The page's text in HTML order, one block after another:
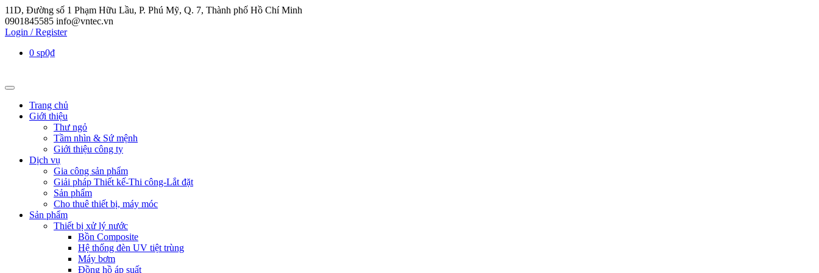
11D, Đường số 1 Phạm Hữu Lầu, P. Phú Mỹ, Q. 7, Thành phố Hồ Chí Minh
0901845585 info@vntec.vn
Login / Register
0 sp0₫
Trang chủ
Giới thiệu
Thư ngỏ
Tầm nhìn & Sứ mệnh
Giới thiệu công ty
Dịch vụ
Gia công sản phẩm
Giải pháp Thiết kế-Thi công-Lắt đặt
Sản phẩm
Cho thuê thiết bị, máy móc
Sản phẩm
Thiết bị xử lý nước
Bồn Composite
Hệ thống đèn UV tiệt trùng
Máy bơm
Đồng hồ áp suất